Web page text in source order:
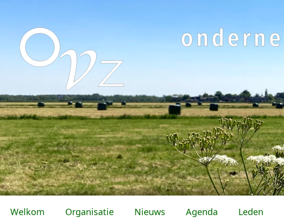
Welkom Organisatie Nieuws Agenda Leden